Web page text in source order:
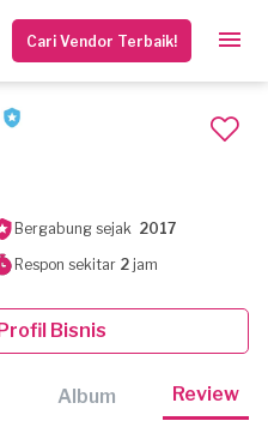
Cari Vendor Terbaik!
Bergabung sejak 2017
Respon sekitar 2jam
Bisnis
Album Review